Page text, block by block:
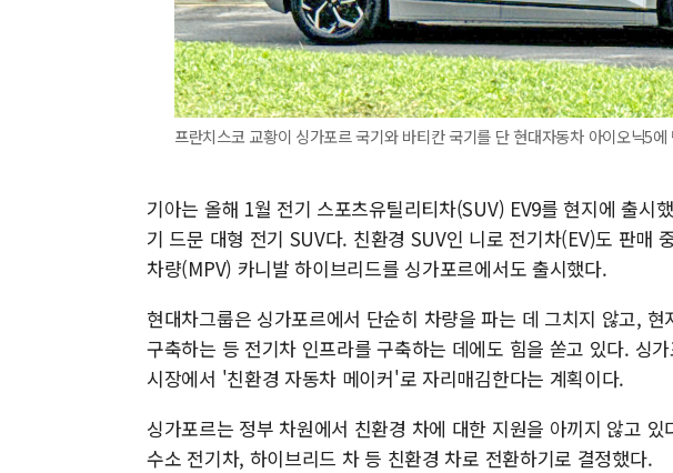
프란치스코 교황이 싱가포르 국기와 바티칸 국기를 단 현대자동차 아이오닉5
기아는 올해 1월 전기 스포츠유틸리티차(SUV) EV9를 현지에 출시
기 드문 대형 전기 SUV다. 친환경 SUV인 니로 전기차(EV)도 판매
차량(MPV) 카니발 하이브리드를 싱가포르에서도 출시했다.
현대차그룹은 싱가포르에서 단순히 차량을 파는 데 그치지 않고,
구축하는 등 전기차 인프라를 구축하는 데에도 힘을 쏟고 있다. 싱
시장에서 '친환경 자동차 메이커'로 자리매김한다는 계획이다.
싱가포르는 정부 차원에서 친환경 차에 대한 지원을 아끼지 않고
수소 전기차, 하이브리드 차 등 친환경 차로 전환하기로 결정했다.